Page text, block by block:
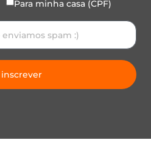
Para minha casa (CPF)
inscrever